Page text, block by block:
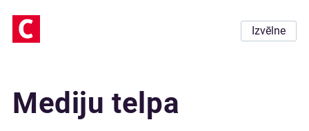
Izvēlne
Mediju telpa